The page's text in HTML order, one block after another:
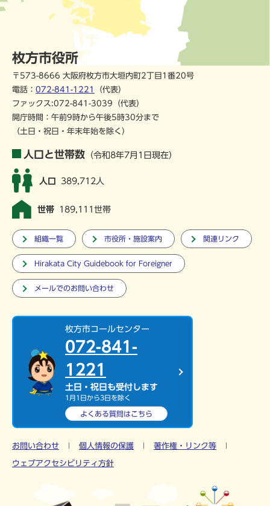
枚方市役所
〒573-8666 大阪府枚方市大垣内町2丁目1番20号
電話： 072-841-1221
（代表）
ファックス:072-841-3039（代表）
開庁時間：午前9時から午後5時30分まで
（土日・祝日・年末年始を除く）
人口と世帯数 （令和8年7月1日現在）
人口 389,712人
世帯 189,111世帯
組織一覧 市役所・施設案内 関連リンク
Hirakata City Guidebook for Foreigner
メールでのお問い合わせ
枚方市コールセンター
072-841-
1221
土日・祝日も受付します
1月1日から3日を除く
よくある質問はこちら
お問い合わせ 個人情報の保護 著作権・リンク等
ウェブアクセシビリティ方針